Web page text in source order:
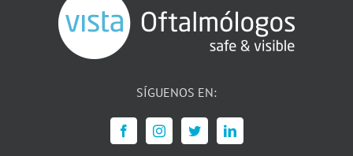
SÍGUENOS EN: